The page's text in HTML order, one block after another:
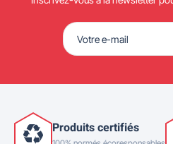
Produits certifiés